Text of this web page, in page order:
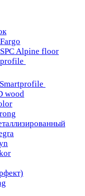
Alpine floor
wood